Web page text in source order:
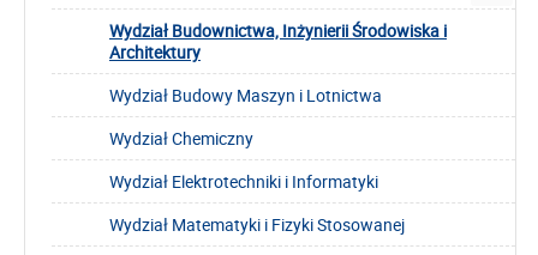
Wydział Budownictwa, Inżynierii Środowiska i
Architektury
Wydział Budowy Maszyn i Lotnictwa
Wydział Chemiczny
Wydział Elektrotechniki i Informatyki
Wydział Matematyki i Fizyki Stosowanej